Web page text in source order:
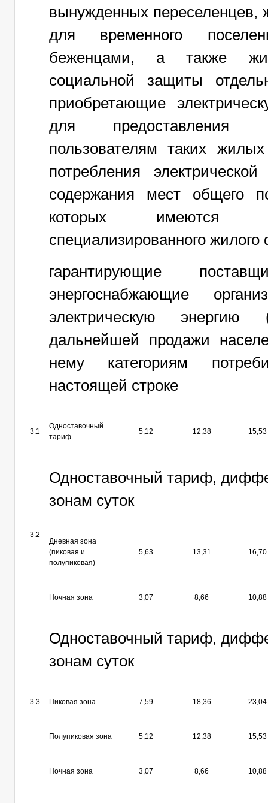
вынужденных
для временного
беженцами, а также
социальной защиты
приобретающие
для предоставления
пользователям таких
потребления
содержания мест общего
которых имеются
специализированного жилого
гарантирующие
энергоснабжающие
электрическую
дальнейшей продажи
нему категориям
настоящей строке
3.1
Одноставочный
тариф
5,12 12,38 15,53
3.2
Одноставочный тариф,
зонам суток
Дневная зона
(пиковая и
полупиковая)
5,63 13,31 16,70
Ночная зона 3,07 8,66 10,88
3.3
Одноставочный тариф,
зонам суток
Пиковая зона 7,59 18,36 23,04
Полупиковая зона 5,12 12,38 15,53
Ночная зона 3,07 8,66 10,88